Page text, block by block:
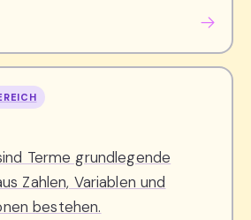
Terme grundlegende
Zahlen, Variablen und
bestehen.